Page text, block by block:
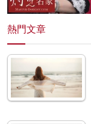
熱門文章